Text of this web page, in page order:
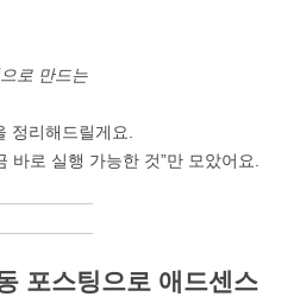
로 만드는
정리해드릴게요.
바로 실행 가능한 것”만 모았어요.
포스팅으로 애드센스